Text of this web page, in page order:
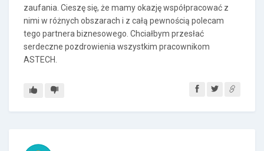
zaufania. Cieszę się, że mamy okazję współpracować z
nimi w różnych obszarach i z całą pewnością polecam
tego partnera biznesowego. Chciałbym przesłać
serdeczne pozdrowienia wszystkim pracownikom
ASTECH.